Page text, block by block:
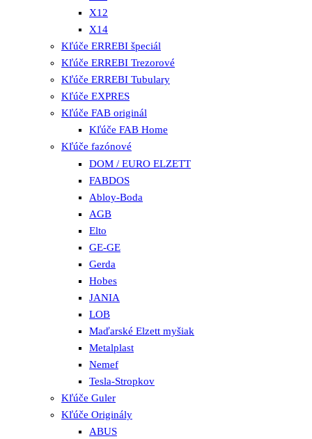
X12
X14
Kľúče ERREBI špeciál
Kľúče ERREBI Trezorové
Kľúče ERREBI Tubulary
Kľúče EXPRES
Kľúče FAB originál
Kľúče FAB Home
Kľúče fazónové
DOM / EURO ELZETT
FABDOS
Abloy-Boda
AGB
Elto
GE-GE
Gerda
Hobes
JANIA
LOB
Maďarské Elzett myšiak
Metalplast
Nemef
Tesla-Stropkov
Kľúče Guler
Kľúče Originály
ABUS